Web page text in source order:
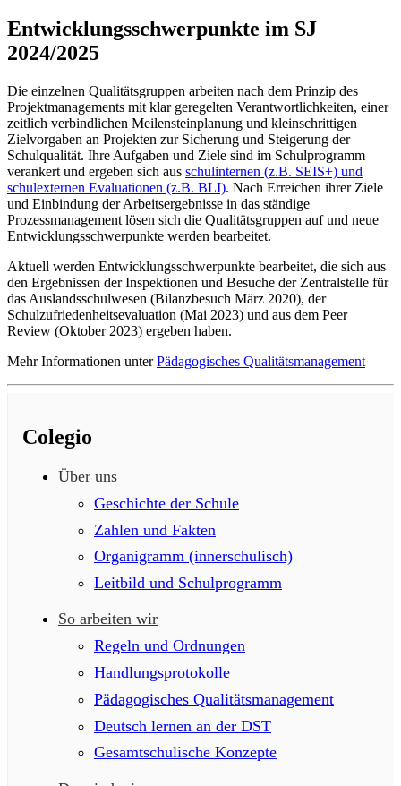
Entwicklungsschwerpunkte im SJ
2024/2025
Die einzelnen Qualitätsgruppen arbeiten nach dem Prinzip des
Projektmanagements mit klar geregelten Verantwortlichkeiten, einer
zeitlich verbindlichen Meilensteinplanung und kleinschrittigen
Zielvorgaben an Projekten zur Sicherung und Steigerung der
Schulqualität. Ihre Aufgaben und Ziele sind im Schulprogramm
verankert und ergeben sich aus schulinternen (z.B. SEIS+) und
schulexternen Evaluationen (z.B. BLI). Nach Erreichen ihrer Ziele
und Einbindung der Arbeitsergebnisse in das ständige
Prozessmanagement lösen sich die Qualitätsgruppen auf und neue
Entwicklungsschwerpunkte werden bearbeitet.
Aktuell werden Entwicklungsschwerpunkte bearbeitet, die sich aus
den Ergebnissen der Inspektionen und Besuche der Zentralstelle für
das Auslandsschulwesen (Bilanzbesuch März 2020), der
Schulzufriedenheitsevaluation (Mai 2023) und aus dem Peer
Review (Oktober 2023) ergeben haben.
Mehr Informationen unterPädagogisches Qualitätsmanagement
Colegio
Über uns
Geschichte der Schule
Zahlen und Fakten
Organigramm (innerschulisch)
Leitbild und Schulprogramm
So arbeiten wir
Regeln und Ordnungen
Handlungsprotokolle
Pädagogisches Qualitätsmanagement
Deutsch lernen an der DST
Gesamtschulische Konzepte